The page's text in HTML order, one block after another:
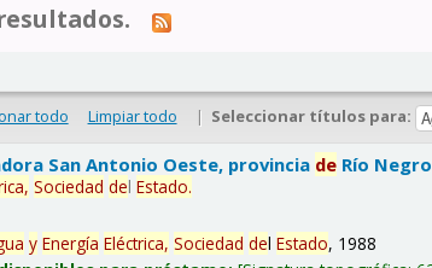
todo Limpiar todo | Seleccionar títulos para:
San Antonio Oeste, provincia de Río Negro
Sociedad delEstado.
y Energía Eléctrica, Sociedad delEstado, 1988